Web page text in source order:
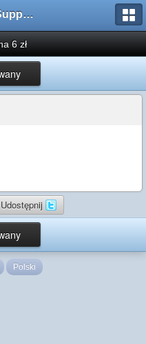
AMXX.pl: Support AMX Mod X i SourceMod
6 zł
Udostępnij
Polski